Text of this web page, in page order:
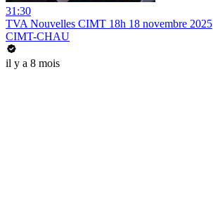
31:30
TVA Nouvelles CIMT 18h 18 novembre 2025
CIMT-CHAU
il y a 8 mois